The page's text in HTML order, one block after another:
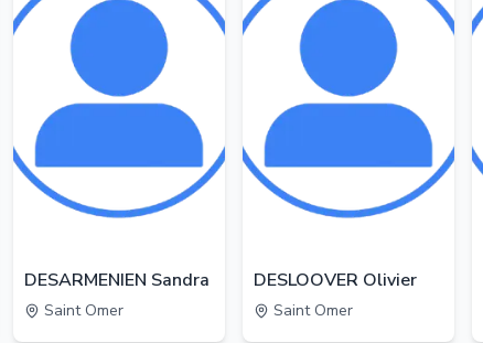
DESARMENIEN Sandra
Saint Omer
DESLOOVER Olivier
Saint Omer